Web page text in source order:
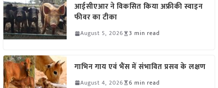
आईसीएआर ने विकसित किया अफ्रीकी स्वाइन
फीवर का टीका
August 5, 2026 3 min read
गाभिन गाय एवं भैंस में संभावित प्रसव के लक्षण
August 4, 2026 6 min read